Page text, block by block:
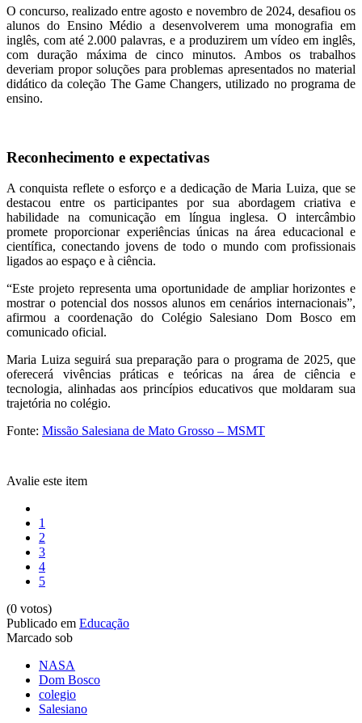
O concurso, realizado entre agosto e novembro de 2024, desafiou os
alunos do Ensino Médio a desenvolverem uma monografia em
inglês, com até 2.000 palavras, e a produzirem um vídeo em inglês,
com duração máxima de cinco minutos. Ambos os trabalhos
deveriam propor soluções para problemas apresentados no material
didático da coleção The Game Changers, utilizado no programa de
ensino.
Reconhecimento e expectativas
A conquista reflete o esforço e a dedicação de Maria Luiza, que se
destacou entre os participantes por sua abordagem criativa e
habilidade na comunicação em língua inglesa. O intercâmbio
promete proporcionar experiências únicas na área educacional e
científica, conectando jovens de todo o mundo com profissionais
ligados ao espaço e à ciência.
“Este projeto representa uma oportunidade de ampliar horizontes e
mostrar o potencial dos nossos alunos em cenários internacionais”,
afirmou a coordenação do Colégio Salesiano Dom Bosco em
comunicado oficial.
Maria Luiza seguirá sua preparação para o programa de 2025, que
oferecerá vivências práticas e teóricas na área de ciência e
tecnologia, alinhadas aos princípios educativos que moldaram sua
trajetória no colégio.
Fonte: Missão Salesiana de Mato Grosso – MSMT
Avalie este item
1
2
3
4
5
(0 votos)
Publicado em Educação
Marcado sob
NASA
Dom Bosco
colegio
Salesiano